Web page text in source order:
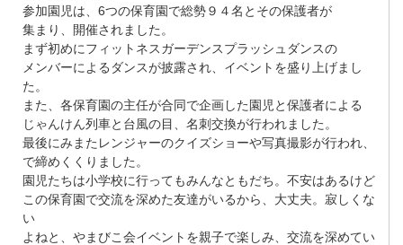
参加園児は、6つの保育園で総勢９４名とその保護者が
集まり、開催されました。
まず初めにフィットネスガーデンスプラッシュダンスの
メンバーによるダンスが披露され、イベントを盛り上げまし
た。
また、各保育園の主任が合同で企画した園児と保護者による
じゃんけん列車と台風の目、名刺交換が行われました。
最後にみまたレンジャーのクイズショーや写真撮影が行われ、
で締めくくりました。
園児たちは小学校に行ってもみんなともだち。不安はあるけど
この保育園で交流を深めた友達がいるから、大丈夫。寂しくな
い
よねと、やまびこ会イベントを親子で楽しみ、交流を深めてい